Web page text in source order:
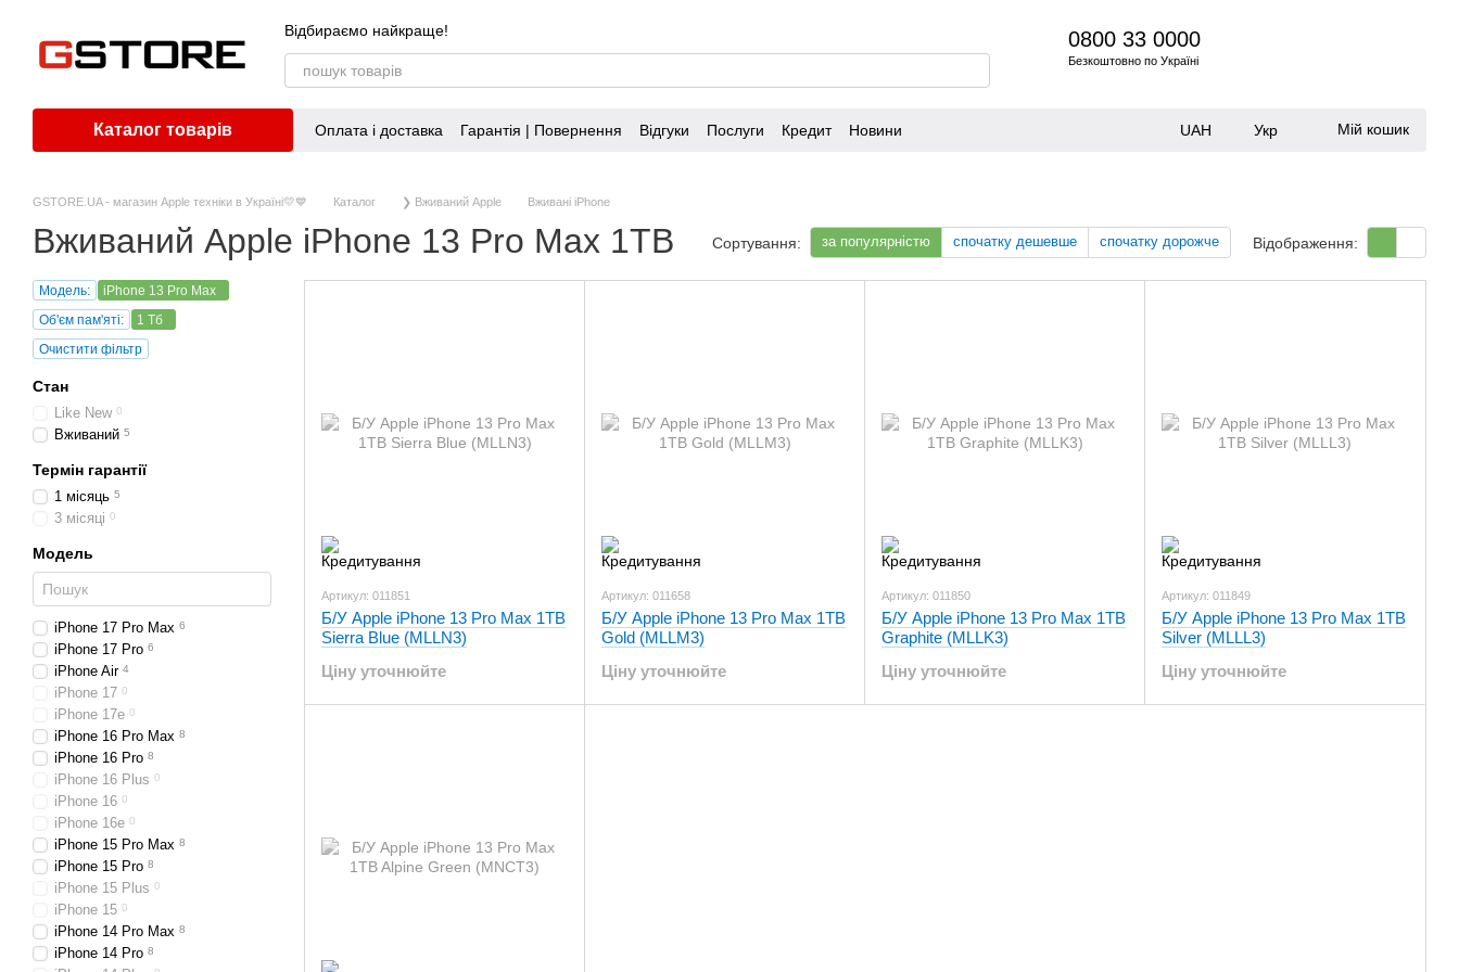
Відбираємо найкраще!
0800 33 0000
Безкоштовно по Україні
Каталог товарів Оплата і доставка Гарантія | Повернення Відгуки Послуги Кредит Новини UAH Укр Мій кошик
GSTORE.UA - магазин Apple техніки в Україні💛💙 Каталог ❯ Вживаний Apple Вживані iPhone
Вживаний Apple iPhone 13 Pro Max 1TB Сортування: за популярністю спочатку дешевше спочатку дорожче Відображення:
Артикул: 011851
Б/У Apple iPhone 13 Pro Max 1TB
Sierra Blue (MLLN3)
Ціну уточнюйте
Артикул: 011658
Б/У Apple iPhone 13 Pro Max 1TB
Gold (MLLM3)
Ціну уточнюйте
Артикул: 011850
Б/У Apple iPhone 13 Pro Max 1TB
Graphite (MLLK3)
Ціну уточнюйте
Артикул: 011849
Б/У Apple iPhone 13 Pro Max 1TB
Silver (MLLL3)
Ціну уточнюйте
Модель:
iPhone 13 Pro Max
Об'єм пам'яті:
1 Тб
Очистити фільтр
Стан
Like New 0
Вживаний 5
Термін гарантії
1 місяць 5
3 місяці 0
Модель
iPhone 17 Pro Max 6
iPhone 17 Pro 6
iPhone Air 4
iPhone 17 0
iPhone 17e 0
iPhone 16 Pro Max 8
iPhone 16 Pro 8
iPhone 16 Plus 0
iPhone 16 0
iPhone 16e 0
iPhone 15 Pro Max 8
iPhone 15 Pro 8
iPhone 15 Plus 0
iPhone 15 0
iPhone 14 Pro Max 8
iPhone 14 Pro 8